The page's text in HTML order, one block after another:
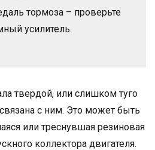
тормоза – проверьте
усилитель.
твердой, или слишком туго
с ним. Это может быть
или треснувшая резиновая
коллектора двигателя.